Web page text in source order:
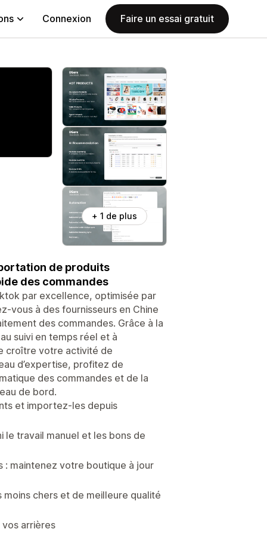
Connexion Faire un essai gratuit
+ 1 de plus
de produits
des commandes
par excellence, optimisée par
vous à des fournisseurs en Chine
des commandes. Grâce à la
suivi en temps réel et à
croître votre activité de
d’expertise, profitez de
des commandes et de la
de bord.
et importez-les depuis
le travail manuel et les bons de
maintenez votre boutique à jour
moins chers et de meilleure qualité
arrières